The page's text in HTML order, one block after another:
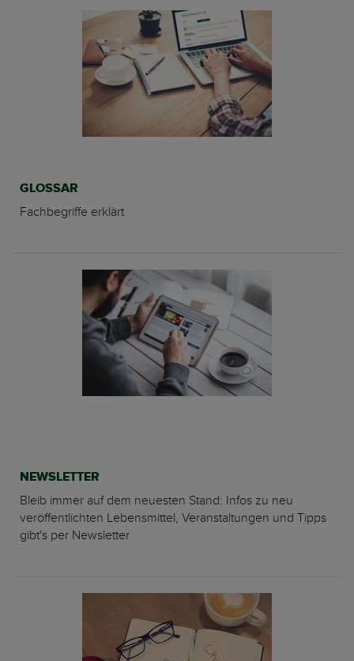
GLOSSAR
Fachbegriffe erklärt
NEWSLETTER
Bleib immer auf dem neuesten Stand: Infos zu neu
veröffentlichten Lebensmittel, Veranstaltungen und Tipps
gibt's per Newsletter